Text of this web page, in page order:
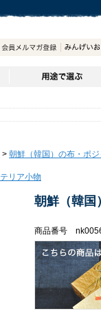
> 朝鮮（韓国）の布・ポ
リア小物
朝鮮（韓
商品番号